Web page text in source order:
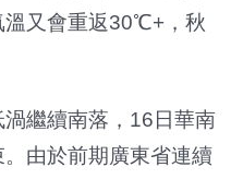
溫又會重返30℃+，秋
繼續南落，16日華南
由於前期廣東省連續